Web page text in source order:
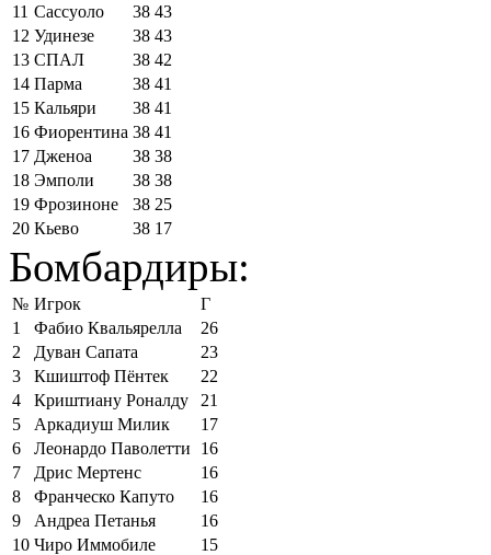
11 Сассуоло 38 43
12 Удинезе 38 43
13 СПАЛ 38 42
14 Парма 38 41
15 Кальяри 38 41
16 Фиорентина 38 41
17 Дженоа 38 38
18 Эмполи 38 38
19 Фрозиноне 38 25
20 Кьево 38 17
Бомбардиры:
№ Игрок
Г
1
Фабио Квальярелла
26
2
Дуван Сапата
23
3
Кшиштоф Пёнтек
22
4
Криштиану Роналду
21
5
Аркадиуш Милик
17
6
Леонардо Паволетти
16
7
Дрис Мертенс
16
8
Франческо Капуто
16
9
Андреа Петанья
16
10 Чиро Иммобиле
15